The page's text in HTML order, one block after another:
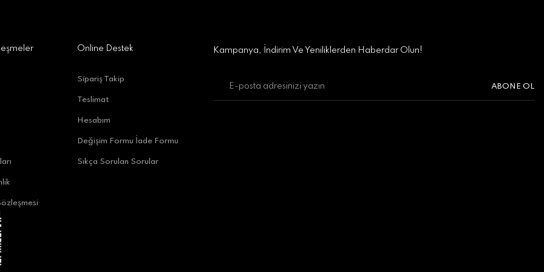
Antalya
Online Destek
Sipariş Takip
Teslimat
Hesabım
Değişim Formu İade Formu
Sıkça Sorulan Sorular
Kampanya, İndirim Ve Yeniliklerden Haberdar Olun!
ABONE OL